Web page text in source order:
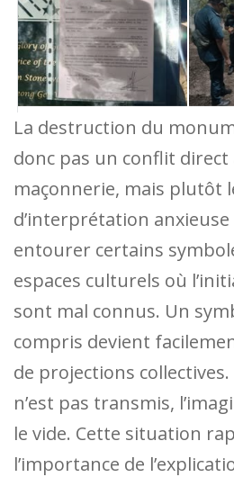
La destruction du
donc pas un conflit direct
maçonnerie, mais plutôt
d’interprétation
entourer certains
espaces culturels où
sont mal connus. Un
compris devient
de projections collectives.
n’est pas transmis,
le vide. Cette situation
l’importance de